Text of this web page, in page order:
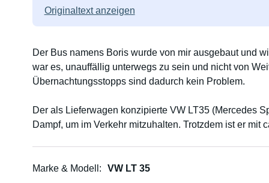
Originaltext anzeigen
Der Bus namens Boris wurde von mir ausgebaut und
war es, unauffällig unterwegs zu sein und nicht von
Übernachtungsstopps sind dadurch kein Problem.
Der als Lieferwagen konzipierte VW LT35 (Mercedes
Dampf, um im Verkehr mitzuhalten. Trotzdem ist er mit
Küche mit Kühlschrank (Gas/Elektro), 2-fach Gasherd,
Marke & Modell
VW LT 35